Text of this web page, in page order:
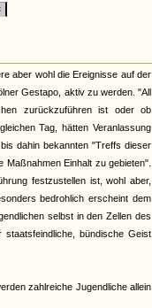
aber wohl die Ereignisse auf der
Gestapo, aktiv zu werden. "All
zurückzuführen ist oder ob
Tag, hätten Veranlassung
dahin bekannten "Treffs dieser
Einhalt zu gebieten".
festzustellen ist, wohl aber,
bedrohlich erscheint dem
selbst in den Zellen des
bündische Geist
zahlreiche Jugendliche allein